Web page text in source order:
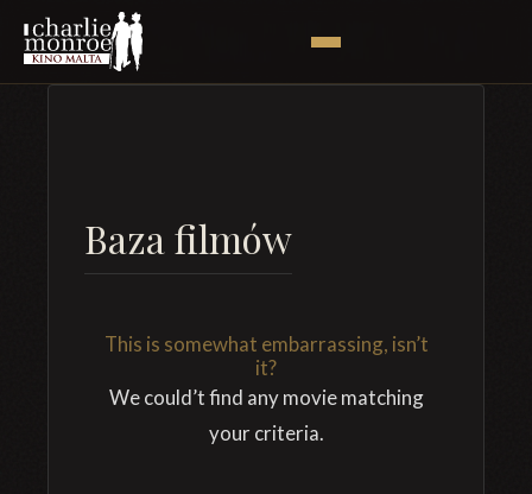
Baza filmów
This is somewhat embarrassing, isn’t
it?
We could’t find any movie matching
your criteria.